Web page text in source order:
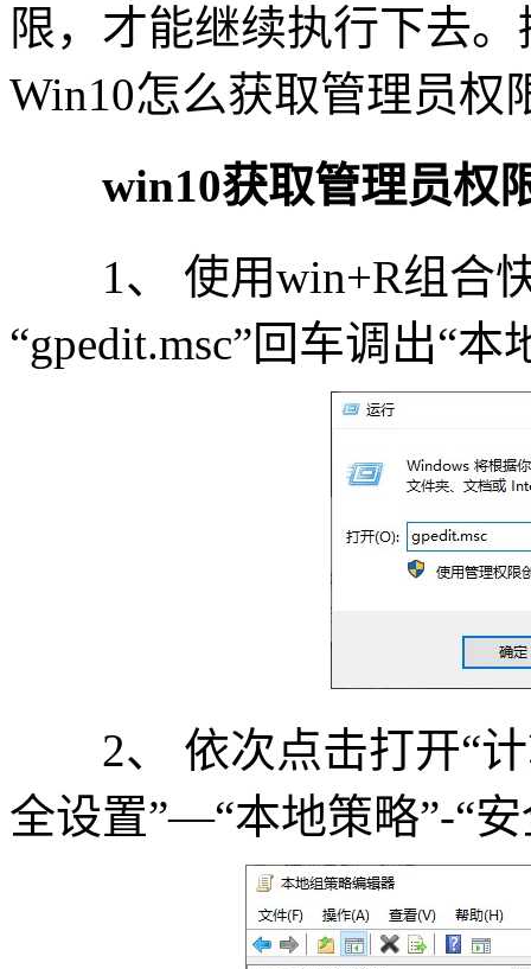
限，才能继续执行下去
Win10怎么获取管理员权
win10获取管理员权
1、 使用win+R组合
“gpedit.msc”回车调出“
2、 依次点击打开“计
全设置”—“本地策略”-“